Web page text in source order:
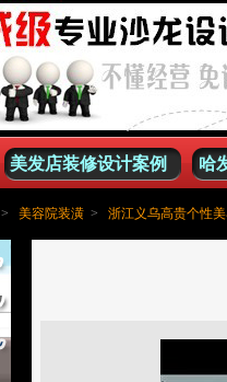
美发店装修设计案例 哈
> 美容院装潢> 浙江义乌高贵个性